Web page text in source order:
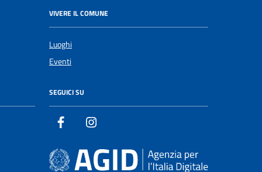
VIVERE IL COMUNE
Luoghi
Eventi
SEGUICI SU